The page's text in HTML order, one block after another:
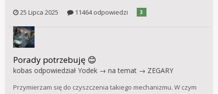
25 Lipca 2025
11464 odpowiedzi 3
Porady potrzebuję 😊
kobas odpowiedział Yodek → na temat → ZEGARY
Przymierzam się do czyszczenia takiego mechanizmu. W czym